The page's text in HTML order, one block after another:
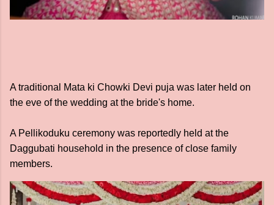
A traditional Mata ki Chowki Devi puja was later held on
the eve of the wedding at the bride's home.
A Pellikoduku ceremony was reportedly held at the
Daggubati household in the presence of close family
members.